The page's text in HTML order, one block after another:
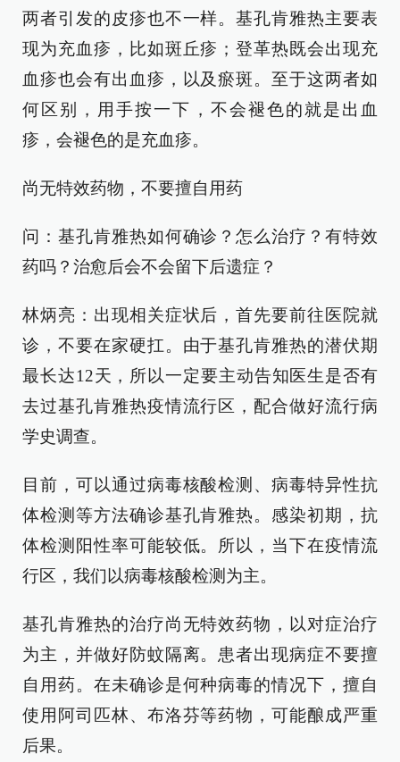
两者引发的皮疹也不一样。基孔肯雅热主要表
现为充血疹，比如斑丘疹；登革热既会出现充
血疹也会有出血疹，以及瘀斑。至于这两者如
何区别，用手按一下，不会褪色的就是出血
疹，会褪色的是充血疹。
尚无特效药物，不要擅自用药
问：基孔肯雅热如何确诊？怎么治疗？有特效
药吗？治愈后会不会留下后遗症？
林炳亮：出现相关症状后，首先要前往医院就
诊，不要在家硬扛。由于基孔肯雅热的潜伏期
最长达12天，所以一定要主动告知医生是否有
去过基孔肯雅热疫情流行区，配合做好流行病
学史调查。
目前，可以通过病毒核酸检测、病毒特异性抗
体检测等方法确诊基孔肯雅热。感染初期，抗
体检测阳性率可能较低。所以，当下在疫情流
行区，我们以病毒核酸检测为主。
基孔肯雅热的治疗尚无特效药物，以对症治疗
为主，并做好防蚊隔离。患者出现病症不要擅
自用药。在未确诊是何种病毒的情况下，擅自
使用阿司匹林、布洛芬等药物，可能酿成严重
后果。